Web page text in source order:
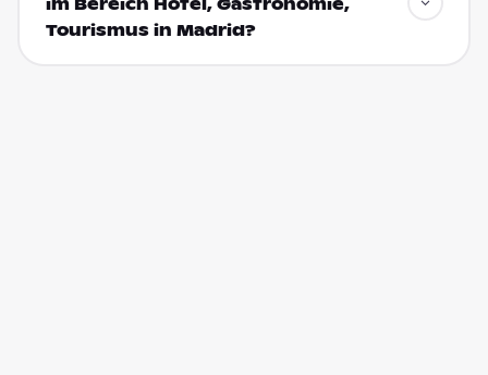
Tourismus in Madrid?